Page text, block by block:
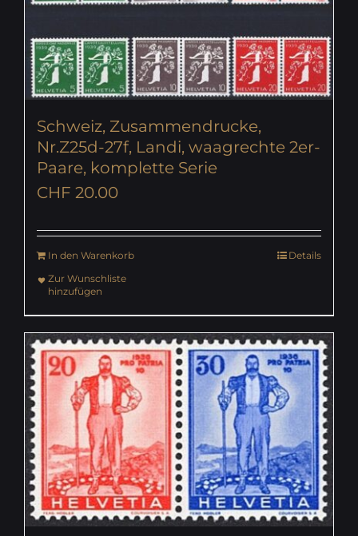
Schweiz, Zusammendrucke,
Nr.Z25d-27f, Landi, waagrechte 2er-
Paare, komplette Serie
CHF 20.00
In den Warenkorb
Details
Zur Wunschliste
hinzufügen